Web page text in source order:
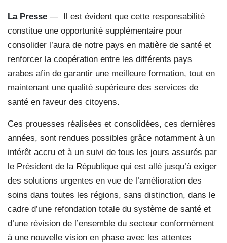
La Presse — Il est évident que cette responsabilité
constitue une opportunité supplémentaire pour
consolider l’aura de notre pays en matière de santé et
renforcer la coopération entre les différents pays
arabes afin de garantir une meilleure formation, tout en
maintenant une qualité supérieure des services de
santé en faveur des citoyens.
Ces prouesses réalisées et consolidées, ces dernières
années, sont rendues possibles grâce notamment à un
intérêt accru et à un suivi de tous les jours assurés par
le Président de la République qui est allé jusqu’à exiger
des solutions urgentes en vue de l’amélioration des
soins dans toutes les régions, sans distinction, dans le
cadre d’une refondation totale du système de santé et
d’une révision de l’ensemble du secteur conformément
à une nouvelle vision en phase avec les attentes